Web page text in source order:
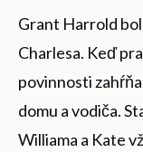
Grant Harrold
Charlesa. Keď
povinnosti
domu a vodiča.
Williama a Kate